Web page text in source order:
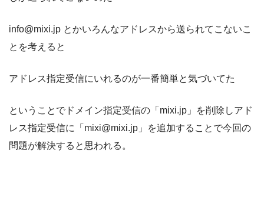
info@mixi.jp とかいろんなアドレスから送られてこないこ
とを考えると
アドレス指定受信にいれるのが一番簡単と気づいてた
ということでドメイン指定受信の「mixi.jp」を削除しアド
レス指定受信に「mixi@mixi.jp」を追加することで今回の
問題が解決すると思われる。